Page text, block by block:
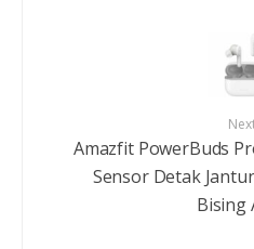
Amazfit PowerBuds
Sensor Detak
Bising